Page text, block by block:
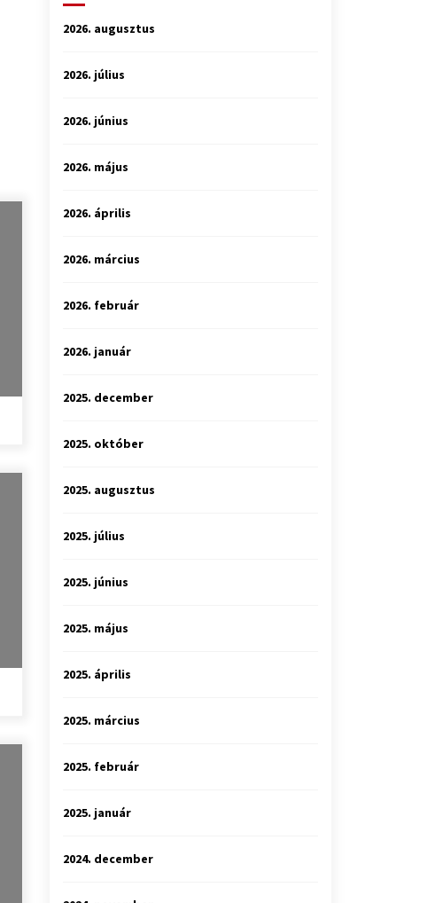
2026. augusztus
2026. július
2026. június
2026. május
2026. április
2026. március
2026. február
2026. január
2025. december
2025. október
2025. augusztus
2025. július
2025. június
2025. május
2025. április
2025. március
2025. február
2025. január
2024. december